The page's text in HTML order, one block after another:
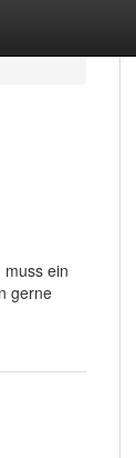
ein
gerne